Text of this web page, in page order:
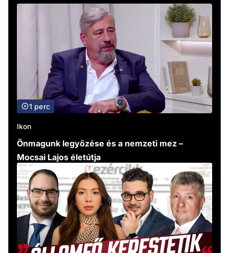
1 perc
Ikon
Önmagunk legyőzése és a nemzeti mez –
Mocsai Lajos életútja